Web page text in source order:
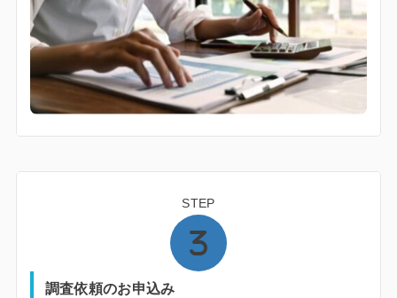
STEP
調査依頼のお申込み